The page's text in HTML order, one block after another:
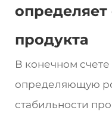
определяет
продукта
В конечном
определяющую
стабильности